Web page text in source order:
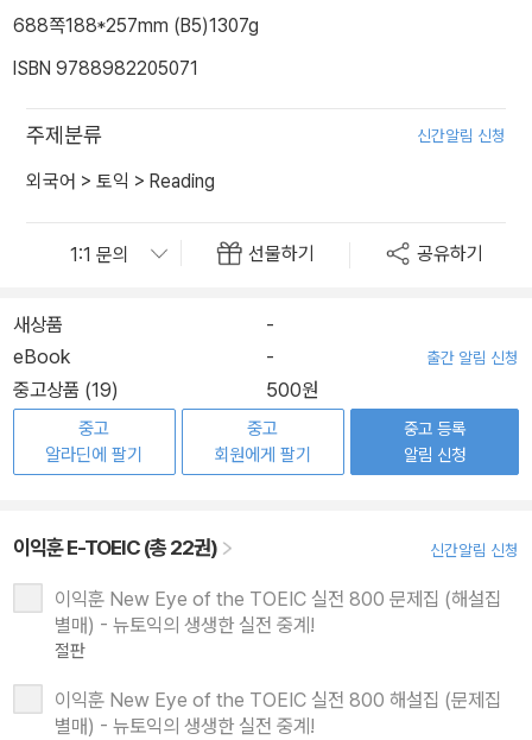
688쪽188*257mm (B5)1307g
ISBN 9788982205071
주제분류 신간알림 신청
외국어 > 토익 > Reading
선물하기 공유하기
새상품
-
eBook
- 출간 알림 신청
중고상품 (19) 500원
중고
알라딘에 팔기
중고
회원에게 팔기
중고 등록
알림 신청
이익훈 E-TOEIC (총 22권) 신간알림 신청
이익훈 New Eye of the TOEIC 실전 800 문제집 (해설집
별매) - 뉴토익의 생생한 실전 중계!
절판
이익훈 New Eye of the TOEIC 실전 800 해설집 (문제집
별매) - 뉴토익의 생생한 실전 중계!